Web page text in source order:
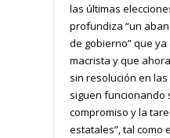
las últimas
profundiza “un
de gobierno” que
macrista y que
sin resolución en
siguen funcionando
compromiso y la
estatales”, tal como